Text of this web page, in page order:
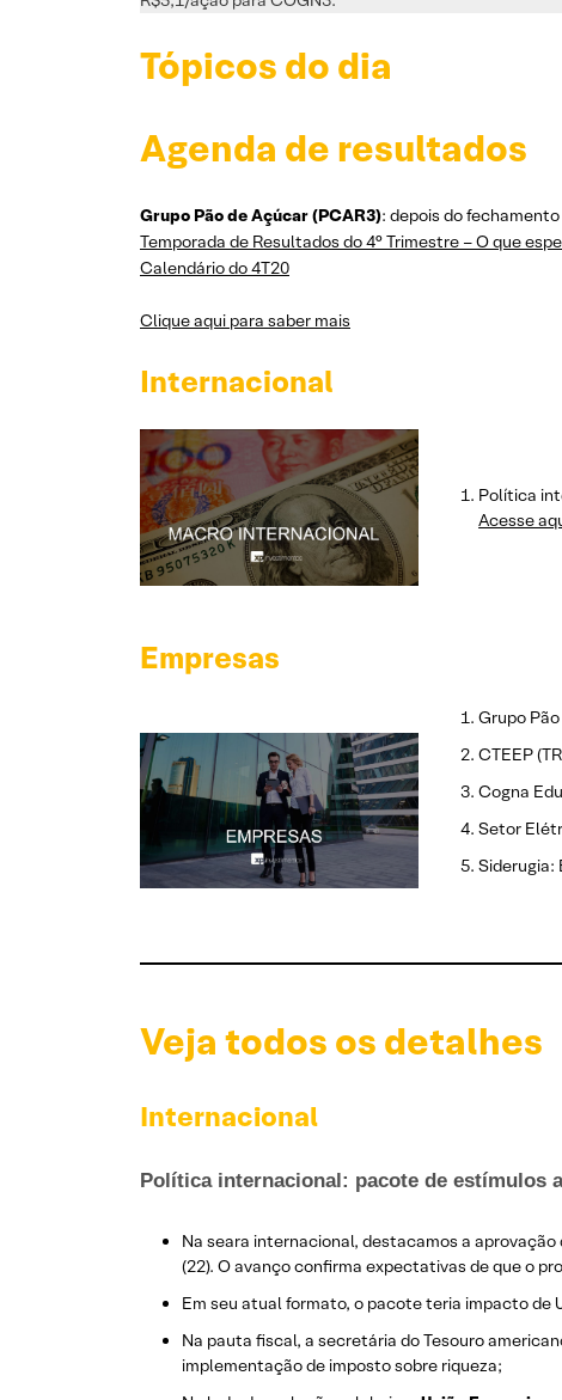
Tópicos do dia
Agenda de resultados
Grupo Pão de Açúcar (PCAR3): depois do
Temporada de Resultados do 4° Trimestre – O que
Calendário do 4T20
Clique aqui para saber mais
Internacional
Política
Acesse
Empresas
Grupo
CTEEP
Cogna
Setor
Siderugia:
Veja todos os detalhes
Internacional
Política internacional: pacote de estímulos
Na seara internacional, destacamos a aprovação
(22). O avanço confirma expectativas de que o
Em seu atual formato, o pacote teria impacto de
Na pauta fiscal, a secretária do Tesouro
implementação de imposto sobre riqueza;